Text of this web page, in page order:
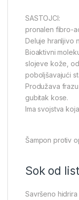
SASTOJCI:
pronalen fibro-
Deluje hranljivo
Bioaktivni
slojeve kože,
poboljšavajući
Produžava
gubitak kose.
Ima svojstva
Šampon protiv
Sok od
Savršeno